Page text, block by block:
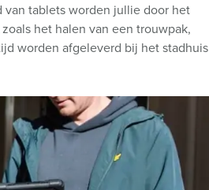
van tablets worden jullie door het
het halen van een trouwpak,
worden afgeleverd bij het stadhuis